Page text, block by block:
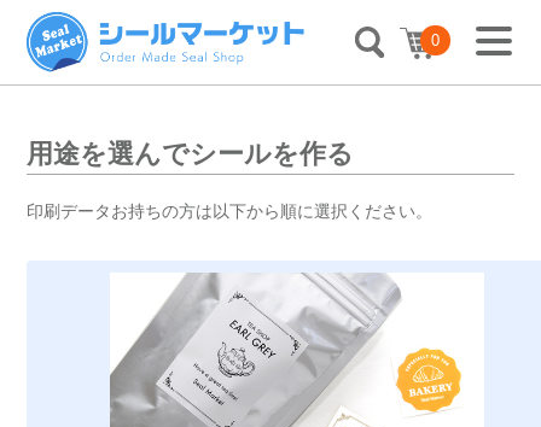
0
用途を選んでシールを作る
印刷データお持ちの方は以下から順に選択ください。